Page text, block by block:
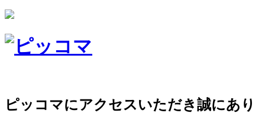
ピッコマにアクセスいただき誠にあり